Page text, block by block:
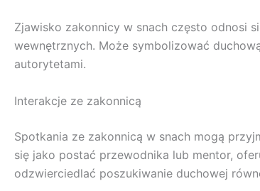
Zjawisko zakonnicy w snach często odnosi
wewnętrznych. Może symbolizować
autorytetami.
Interakcje ze zakonnicą
Spotkania ze zakonnicą w snach mogą
się jako postać przewodnika lub mentor,
odzwierciedlać poszukiwanie duchowej